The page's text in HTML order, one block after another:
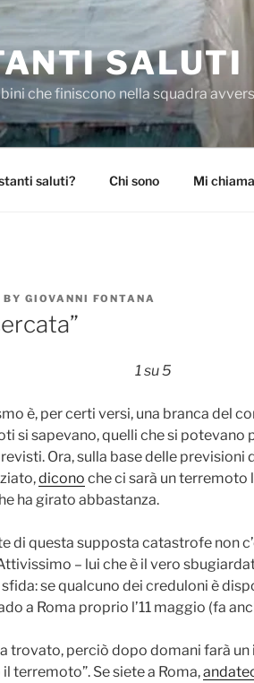
SALUTI
che finiscono nella squadra
saluti? Chi sono Mi
BY GIOVANNI FONTANA
1 su 5
è, per certi versi, una branca del
si sapevano, quelli che si potevano
Ora, sulla base delle previsioni
dicono che ci sarà un terremoto
ha girato abbastanza.
di questa supposta catastrofe non
– lui che è il vero
se qualcuno dei creduloni è
a Roma proprio l’11 maggio (fa
trovato, perciò dopo domani farà
terremoto”. Se siete a Roma,